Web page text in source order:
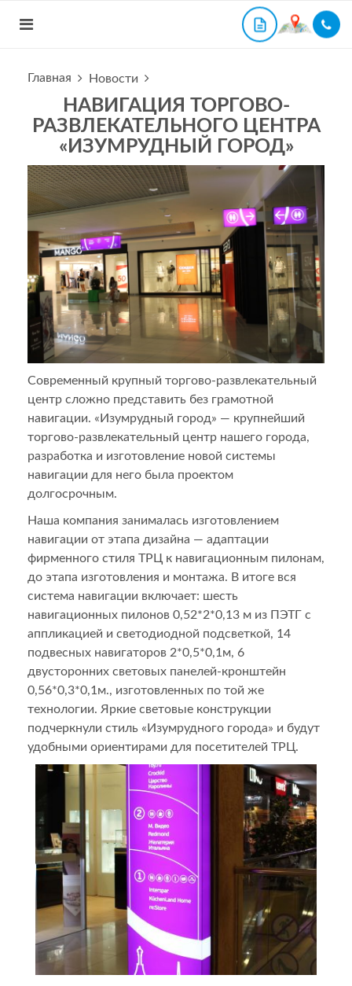
Главная Новости
НАВИГАЦИЯ ТОРГОВО-
РАЗВЛЕКАТЕЛЬНОГО ЦЕНТРА
«ИЗУМРУДНЫЙ ГОРОД»
Современный крупный торгово-развлекательный
центр сложно представить без грамотной
навигации. «Изумрудный город» — крупнейший
торгово-развлекательный центр нашего города,
разработка и изготовление новой системы
навигации для него была проектом
долгосрочным.
Наша компания занималась изготовлением
навигации от этапа дизайна — адаптации
фирменного стиля ТРЦ к навигационным пилонам,
до этапа изготовления и монтажа. В итоге вся
система навигации включает: шесть
навигационных пилонов 0,52*2*0,13 м из ПЭТГ с
аппликацией и светодиодной подсветкой, 14
подвесных навигаторов 2*0,5*0,1м, 6
двусторонних световых панелей-кронштейн
0,56*0,3*0,1м., изготовленных по той же
технологии. Яркие световые конструкции
подчеркнули стиль «Изумрудного города» и будут
удобными ориентирами для посетителей ТРЦ.